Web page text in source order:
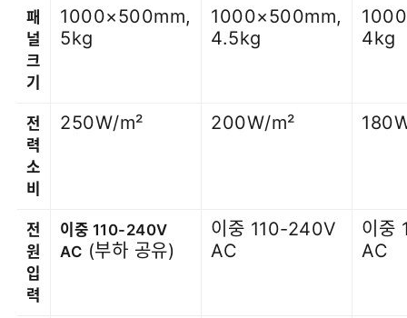
패
널
크
기
1000×500mm,
5kg
1000×500mm,
4.5kg
4kg
전
력
소
비
250W/m² 200W/m²
전
원
입
력
이중 110-240V
AC (부하 공유)
이중 110-240V
AC
이중
AC